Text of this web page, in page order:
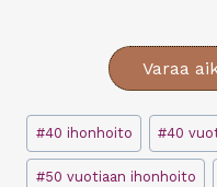
Varaa
Avainsanat:
#40 ihonhoito #40
#50 vuotiaan ihonhoito